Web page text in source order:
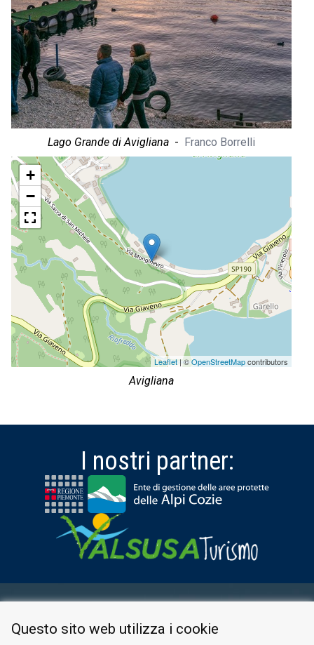
Lago Grande di Avigliana - Franco Borrelli
+
−
Leaflet | ©OpenStreetMapcontributors
Avigliana
I nostri partner:
PRIVACY POLICY
Questo sito web utilizza i cookie